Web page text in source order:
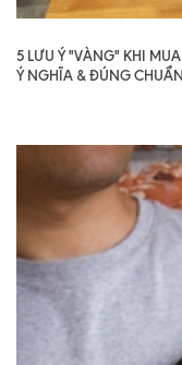
5 LƯU Ý "VÀNG" KHI
Ý NGHĨA & ĐÚNG